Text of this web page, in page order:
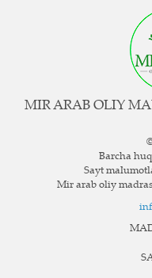
MIR ARAB OLIY
Barcha
Sayt
Mir arab oliy